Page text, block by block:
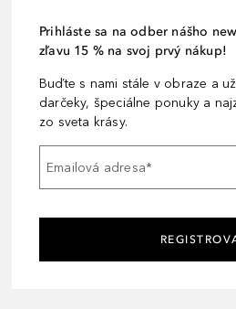
Prihláste sa na odber nášho
zľavu 15 % na svoj prvý nákup!
Buďte s nami stále v obraze a
darčeky, špeciálne ponuky a
zo sveta krásy.
Emailová adresa*